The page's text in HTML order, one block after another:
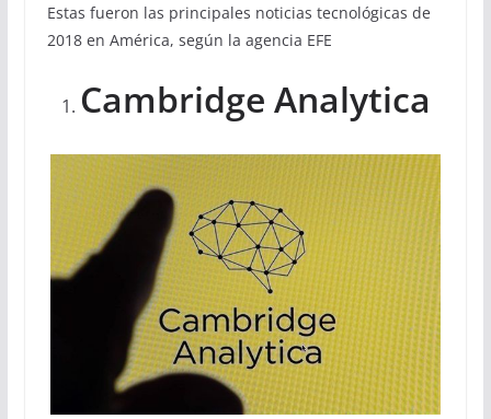
Estas fueron las principales noticias tecnológicas de
2018 en América, según la agencia EFE
Cambridge Analytica